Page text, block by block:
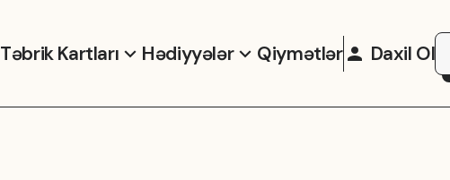
Təbrik Kartları Hədiyyələr Qiymətlər Daxil Ol